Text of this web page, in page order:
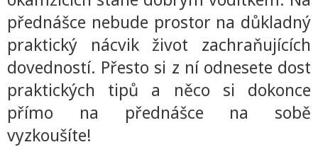
přednášce nebude prostor na důkladný
praktický nácvik život zachraňujících
dovedností. Přesto si z ní odnesete dost
praktických tipů a něco si dokonce
přímo na přednášce na sobě
vyzkoušíte!